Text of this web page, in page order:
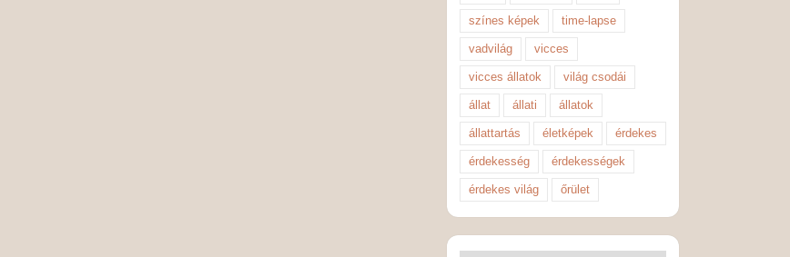
színes képek time-lapse
vadvilág vicces
vicces állatok világ csodái
állat állati állatok
állattartás életképek érdekes
érdekesség érdekességek
érdekes világ őrület